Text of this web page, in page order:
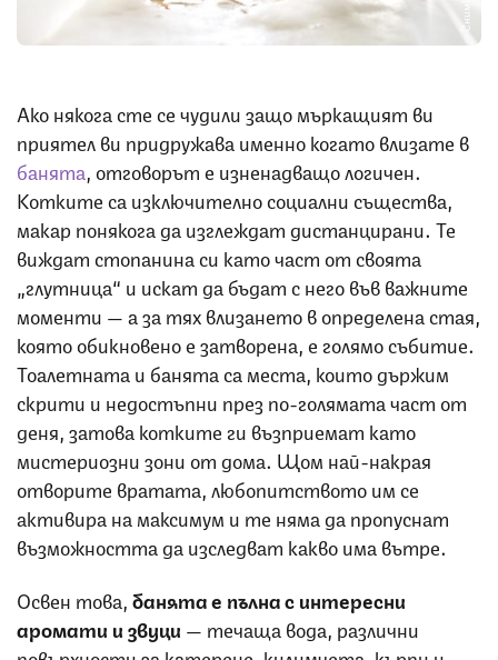
Ако някога сте се чудили защо мъркащият ви
приятел ви придружава именно когато влизате в
банята , отговорът е изненадващо логичен.
Котките са изключително социални същества,
макар понякога да изглеждат дистанцирани. Те
виждат стопанина си като част от своята
„глутница“ и искат да бъдат с него във важните
моменти — а за тях влизането в определена стая,
която обикновено е затворена, е голямо събитие.
Тоалетната и банята са места, които държим
скрити и недостъпни през по-голямата част от
деня, затова котките ги възприемат като
мистериозни зони от дома. Щом най-накрая
отворите вратата, любопитството им се
активира на максимум и те няма да пропуснат
възможността да изследват какво има вътре.
Освен това, банята е пълна с интересни
аромати и звуци — течаща вода, различни